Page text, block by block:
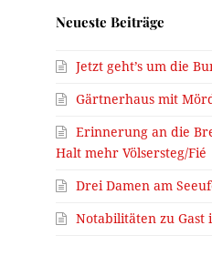
Neueste Beiträge
Jetzt geht’s um die
Gärtnerhaus mit
Erinnerung an die
Halt mehr Völsersteg/Fié
Drei Damen am
Notabilitäten zu Gast